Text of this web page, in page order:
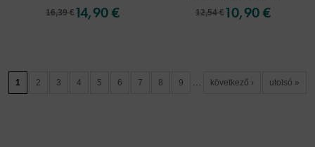
16,39 € 14,90 € 12,54 € 10,90 €
1 2 3 4 5 6 7 8 9 következő › utolsó »